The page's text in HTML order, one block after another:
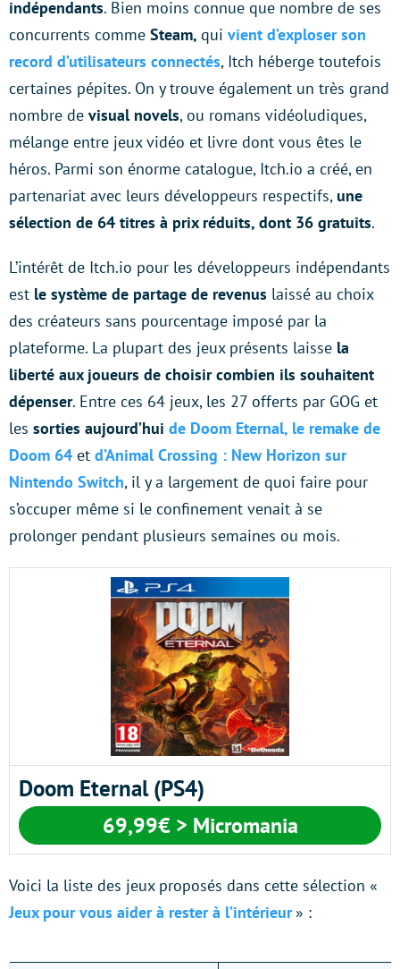
indépendants. Bien moins connue que nombre de ses
concurrents comme Steam, qui vient d’exploser son
record d’utilisateurs connectés, Itch héberge toutefois
certaines pépites. On y trouve également un très grand
nombre de visual novels, ou romans vidéoludiques,
mélange entre jeux vidéo et livre dont vous êtes le
héros. Parmi son énorme catalogue, Itch.io a créé, en
partenariat avec leurs développeurs respectifs, une
sélection de 64 titres à prix réduits, dont 36 gratuits.
L’intérêt de Itch.io pour les développeurs indépendants
est le système de partage de revenus laissé au choix
des créateurs sans pourcentage imposé par la
plateforme. La plupart des jeux présents laisse la
liberté aux joueurs de choisir combien ils souhaitent
dépenser. Entre ces 64 jeux, les 27 offerts par GOG et
les sorties aujourd’hui de Doom Eternal, le remake de
Doom 64 et d’Animal Crossing : New Horizon sur
Nintendo Switch, il y a largement de quoi faire pour
s’occuper même si le confinement venait à se
prolonger pendant plusieurs semaines ou mois.
Doom Eternal (PS4)
69,99€ > Micromania
Voici la liste des jeux proposés dans cette sélection «
Jeux pour vous aider à rester à l’intérieur» :